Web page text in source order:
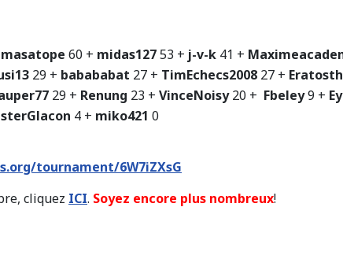
60 + midas12753 + j-v-k 41 +
29 + babababat 27 + TimEchecs2008 27 +
29 + Renung 23 + VinceNoisy20 + Fbeley9 +
4 + miko421 0
tournament/6W7iZXsG
cliquez ICI. Soyez encore plus nombreux!